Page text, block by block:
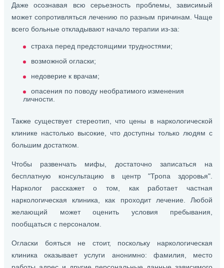
Даже осознавая всю серьезность проблемы, зависимый
может сопротивляться лечению по разным причинам. Чаще
всего больные откладывают начало терапии из-за:
страха перед предстоящими трудностями;
возможной огласки;
недоверие к врачам;
опасения по поводу необратимого изменения
личности.
Также существует стереотип, что цены в наркологической
клинике настолько высокие, что доступны только людям с
большим достатком.
Чтобы развенчать мифы, достаточно записаться на
бесплатную консультацию в центр "Тропа здоровья".
Нарколог расскажет о том, как работает частная
наркологическая клиника, как проходит лечение. Любой
желающий может оценить условия пребывания,
пообщаться с персоналом.
Огласки бояться не стоит, поскольку наркологическая
клиника оказывает услуги анонимно: фамилия, место